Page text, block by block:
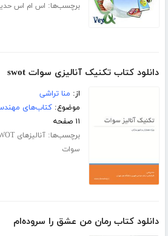
برچسب‌ها: اس ام اس
دانلود کتاب تکنیک آنالیزی سوات swot
از: منا تراشی
موضوع:کتاب‌های
۱۱ صفحه
برچسب‌ها:آنالیزهای SWOT
سوات
دانلود کتاب رمان من عشق را سروده‌ام